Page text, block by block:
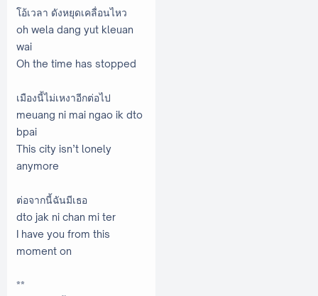
โอ้เวลา ดังหยุดเคลื่อนไหว
oh wela dang yut kleuan
wai
Oh the time has stopped
เมืองนี้ไม่เหงาอีกต่อไป
meuang ni mai ngao ik dto
bpai
This city isn’t lonely
anymore
ต่อจากนี้ฉันมีเธอ
dto jak ni chan mi ter
I have you from this
moment on
**